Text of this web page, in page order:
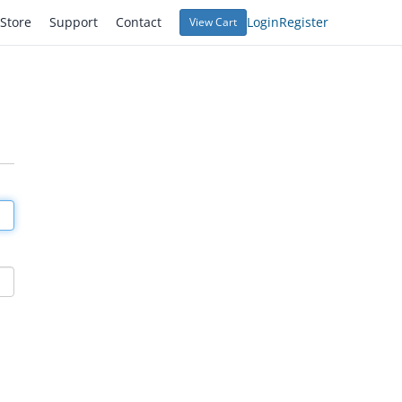
Support Contact View Cart LoginRegister